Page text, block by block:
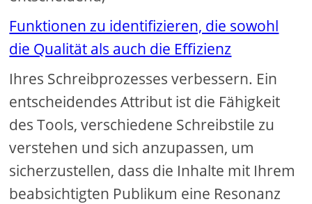
Funktionen zu identifizieren, die sowohl
die Qualität als auch die Effizienz
Ihres Schreibprozesses verbessern. Ein
entscheidendes Attribut ist die Fähigkeit
des Tools, verschiedene Schreibstile zu
verstehen und sich anzupassen, um
sicherzustellen, dass die Inhalte mit Ihrem
beabsichtigten Publikum eine Resonanz